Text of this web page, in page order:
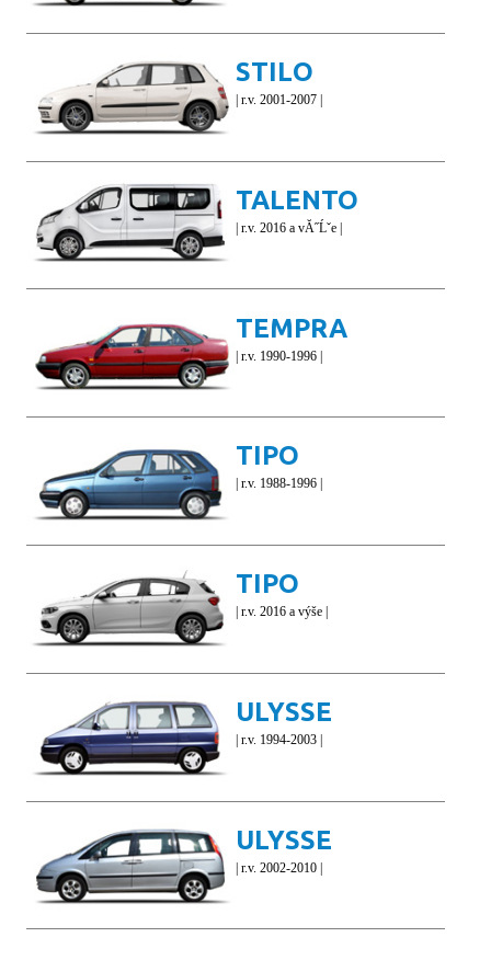
STILO
| r.v. 2001-2007 |
TALENTO
| r.v. 2016 a vĂ˝Ĺˇe |
TEMPRA
| r.v. 1990-1996 |
TIPO
| r.v. 1988-1996 |
TIPO
| r.v. 2016 a výše |
ULYSSE
| r.v. 1994-2003 |
ULYSSE
| r.v. 2002-2010 |